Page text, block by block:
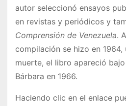
autor seleccionó ensayos
en revistas y periódicos y
Comprensión de Venezuela.
compilación se hizo en 1964,
muerte, el libro apareció
Bárbara en 1966.
Haciendo clic en el enlace